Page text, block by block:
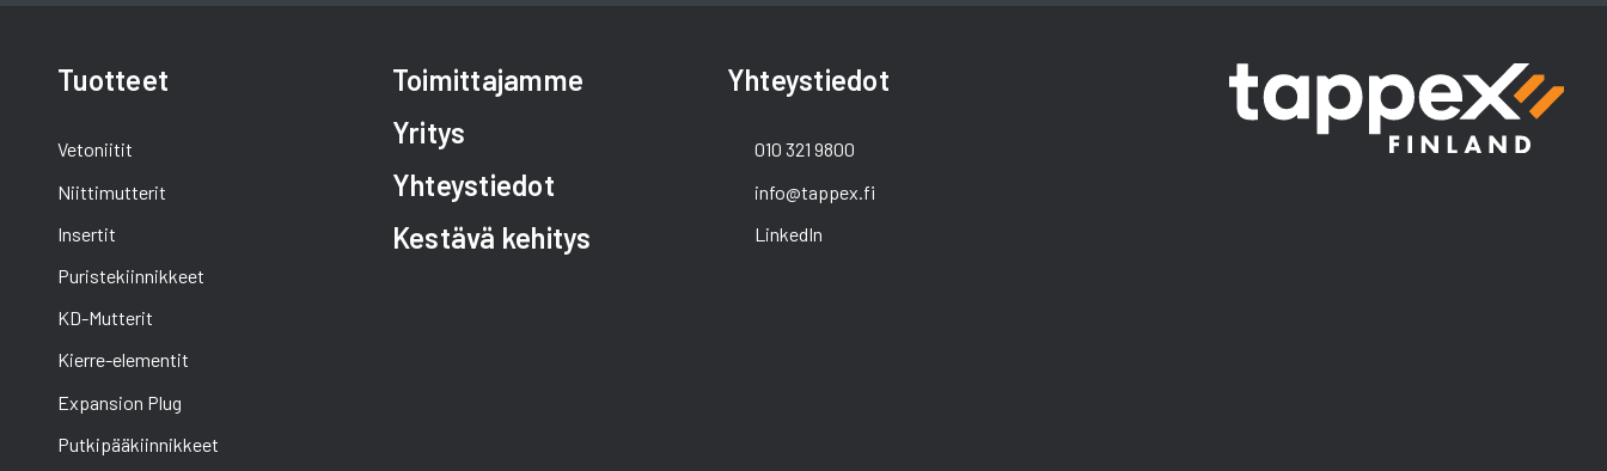
Tuotteet
Vetoniitit
Niittimutterit
Insertit
Puristekiinnikkeet
KD-Mutterit
Kierre-elementit
Expansion Plug
Putkipääkiinnikkeet
Toimittajamme
Yritys
Yhteystiedot
Kestävä kehitys
Yhteystiedot
010 321 9800
info@tappex.fi
LinkedIn